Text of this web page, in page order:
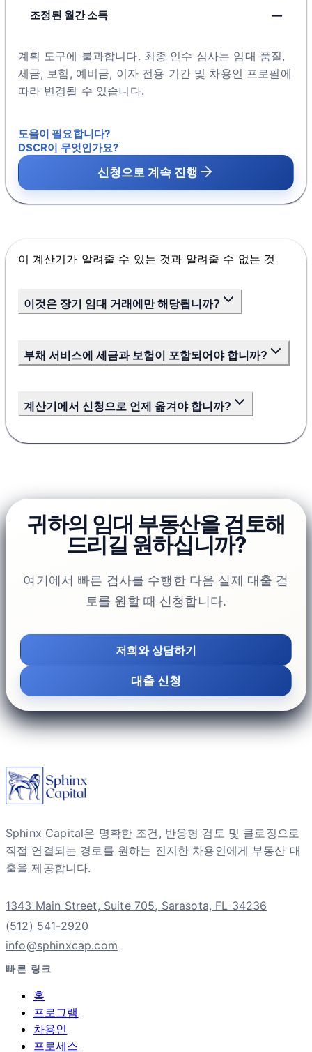
조정된 월간 소득
—
계획 도구에 불과합니다. 최종 인수 심사는 임대 품질,
세금, 보험, 예비금, 이자 전용 기간 및 차용인 프로필에
따라 변경될 수 있습니다.
도움이 필요합니다?
DSCR이 무엇인가요?
신청으로 계속 진행
이 계산기가 알려줄 수 있는 것과 알려줄 수 없는 것
이것은 장기 임대 거래에만 해당됩니까?
부채 서비스에 세금과 보험이 포함되어야 합니까?
계산기에서 신청으로 언제 옮겨야 합니까?
귀하의 임대 부동산을 검토해
드리길 원하십니까?
여기에서 빠른 검사를 수행한 다음 실제 대출 검
토를 원할 때 신청합니다.
저희와 상담하기
대출 신청
Sphinx Capital은 명확한 조건, 반응형 검토 및 클로징으로
직접 연결되는 경로를 원하는 진지한 차용인에게 부동산 대
출을 제공합니다.
1343 Main Street, Suite 705, Sarasota, FL 34236
(512) 541-2920
info@sphinxcap.com
빠른 링크
홈
프로그램
차용인
프로세스